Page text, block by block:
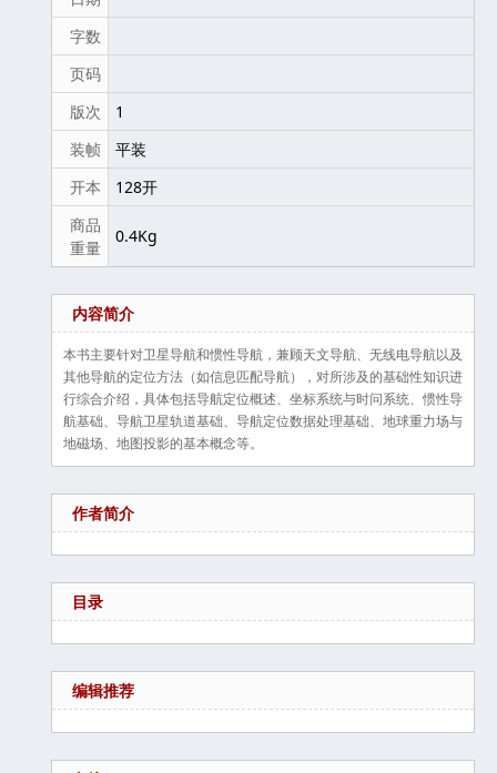
字数
页码
版次
1
装帧
平装
开本
128开
商品
重量
0.4Kg
内容简介
本书主要针对卫星导航和惯性导航，兼顾天文导航、无线电导航以及
其他导航的定位方法（如信息匹配导航），对所涉及的基础性知识进
行综合介绍，具体包括导航定位概述、坐标系统与时问系统、惯性导
航基础、导航卫星轨道基础、导航定位数据处理基础、地球重力场与
地磁场、地图投影的基本概念等。
作者简介
目录
编辑推荐